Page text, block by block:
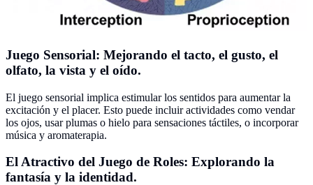
Juego Sensorial: Mejorando el tacto, el gusto, el
olfato, la vista y el oído.
El juego sensorial implica estimular los sentidos para aumentar la
excitación y el placer. Esto puede incluir actividades como vendar
los ojos, usar plumas o hielo para sensaciones táctiles, o incorporar
música y aromaterapia.
El Atractivo del Juego de Roles: Explorando la
fantasía y la identidad.